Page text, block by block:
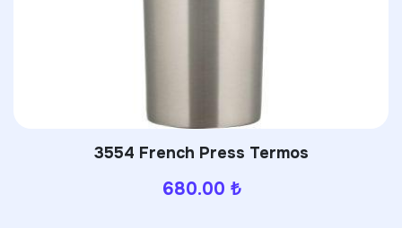
3554 French Press Termos
680.00 ₺